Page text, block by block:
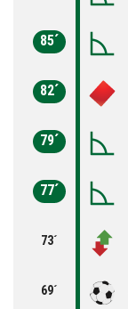
85´
82´
79´
77´
73´
69´